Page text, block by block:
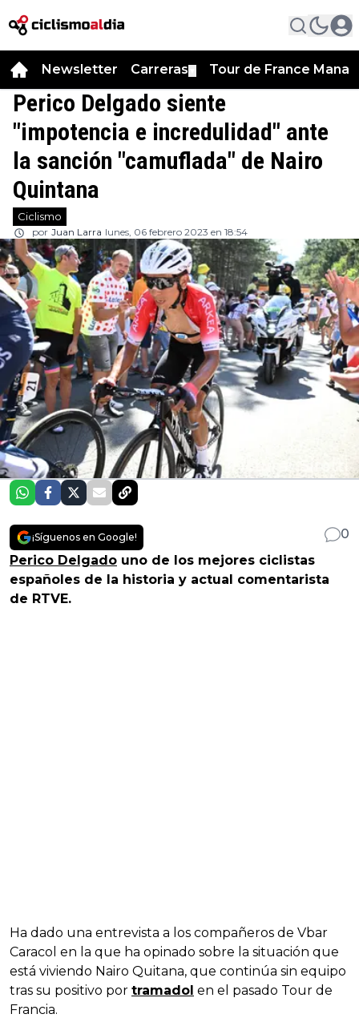
Newsletter Carreras Tour de France
Perico Delgado siente
"impotencia e incredulidad" ante
la sanción "camuflada" de Nairo
Quintana
Ciclismo
por Juan Larra lunes, 06 febrero 2023 en 18:54
¡Síguenos en Google!
0
Perico Delgado uno de los mejores ciclistas
españoles de la historia y actual comentarista
de RTVE.
Ha dado una entrevista a los compañeros de Vbar
Caracol en la que ha opinado sobre la situación que
está viviendo Nairo Quitana, que continúa sin equipo
tras su positivo por tramadol en el pasado Tour de
Francia.